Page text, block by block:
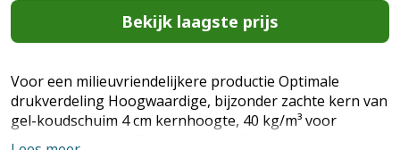
Bekijk laagste prijs
Voor een milieuvriendelijkere productie Optimale
drukverdeling Hoogwaardige, bijzonder zachte kern van
gel-koudschuim 4 cm kernhoogte, 40 kg/m³ voor
aangenaam ligcomfort Ademend Uitstekende